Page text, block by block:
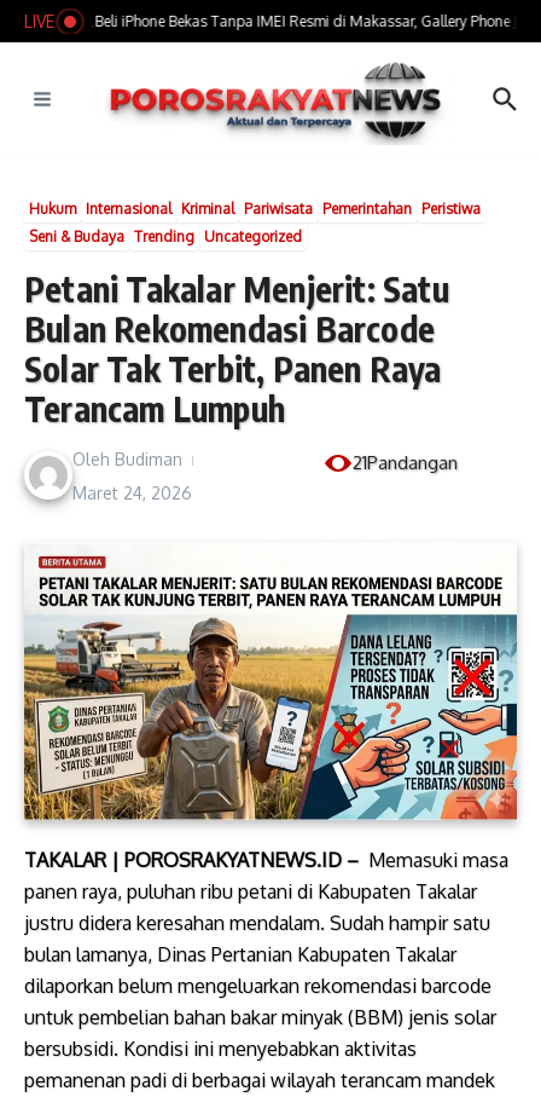
Lewati ke konten
LIVE
​Marak Jual Beli iPhone Bekas Tanpa IMEI Resmi di Makassar, Gallery Phone Jadi
Hukum Internasional Kriminal Pariwisata Pemerintahan Peristiwa
Seni & Budaya Trending Uncategorized
Petani Takalar Menjerit: Satu
Bulan Rekomendasi Barcode
Solar Tak Terbit, Panen Raya
Terancam Lumpuh
Oleh Budiman 21Pandangan
Maret 24, 2026
TAKALAR | POROSRAKYATNEWS.ID – Memasuki masa
panen raya, puluhan ribu petani di Kabupaten Takalar
justru didera keresahan mendalam. Sudah hampir satu
bulan lamanya, Dinas Pertanian Kabupaten Takalar
dilaporkan belum mengeluarkan rekomendasi barcode
untuk pembelian bahan bakar minyak (BBM) jenis solar
bersubsidi. Kondisi ini menyebabkan aktivitas
pemanenan padi di berbagai wilayah terancam mandek